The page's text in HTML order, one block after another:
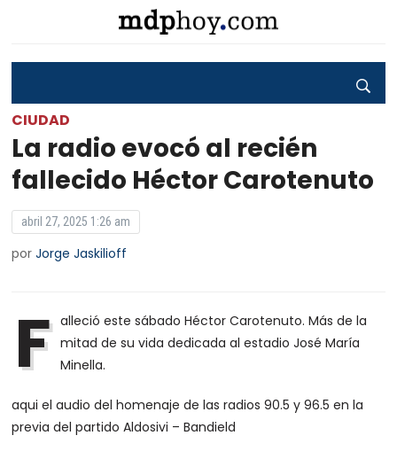
CIUDAD
La radio evocó al recién
fallecido Héctor Carotenuto
abril 27, 2025 1:26 am
porJorge Jaskilioff
F alleció este sábado Héctor Carotenuto. Más de la
mitad de su vida dedicada al estadio José María
Minella.
aqui el audio del homenaje de las radios 90.5 y 96.5 en la
previa del partido Aldosivi – Bandield